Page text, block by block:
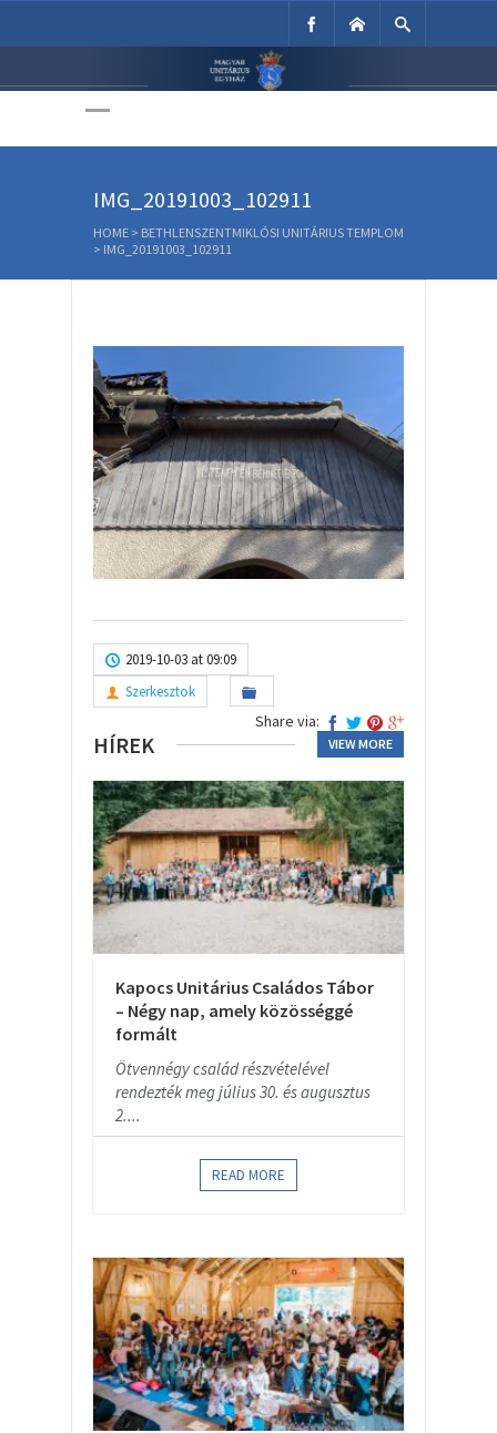
Unitárius Egyház
IMG_20191003_102911
HOME > BETHLENSZENTMIKLÓSI UNITÁRIUS TEMPLOM
> IMG_20191003_102911
2019-10-03 at 09:09
Szerkesztok
Share via:
HÍREK VIEW MORE
Kapocs Unitárius Családos Tábor
– Négy nap, amely közösséggé
formált
Ötvennégy család részvételével
rendezték meg július 30. és augusztus
2....
READ MORE